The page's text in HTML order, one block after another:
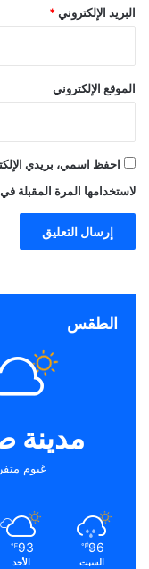
البريد الإلكتروني *
الموقع الإلكتروني
احفظ اسمي، بريدي
لاستخدامها المرة المقبلة
الطقس
مدينة
غيوم
96
℉
السبت
93
℉
الأحد